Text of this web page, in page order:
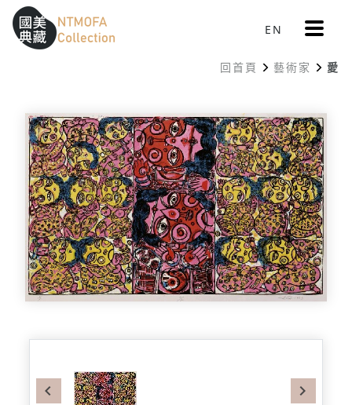
跳到中間主要內容區
網站導覽
::: EN 更
多
單
回首頁 藝術家 愛